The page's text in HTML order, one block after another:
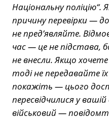
Національну
причину перевірки —
не пред’являйте.
час — це не підстава,
не внесли. Якщо
тоді не передавайте
покажіть — цього
пересвідчилися у
військовий —